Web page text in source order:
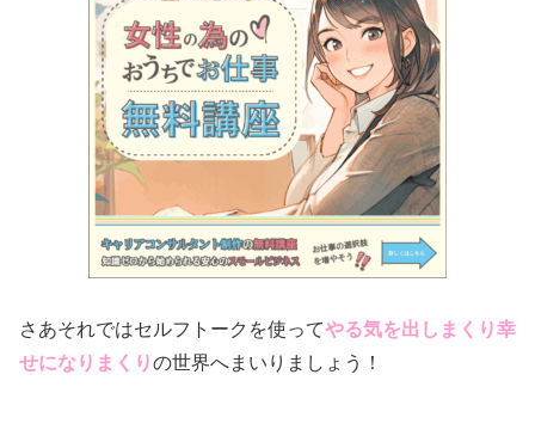
さあそれではセルフトークを使ってやる気を出しまくり幸
せになりまくりの世界へまいりましょう！